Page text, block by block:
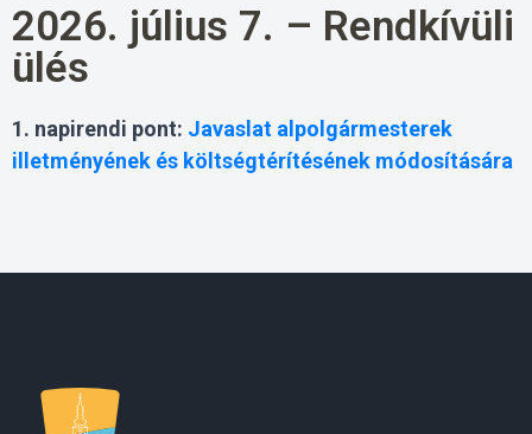
2026. július 7. – Rendkívüli
ülés
1. napirendi pont: Javaslat alpolgármesterek
illetményének és költségtérítésének módosítására